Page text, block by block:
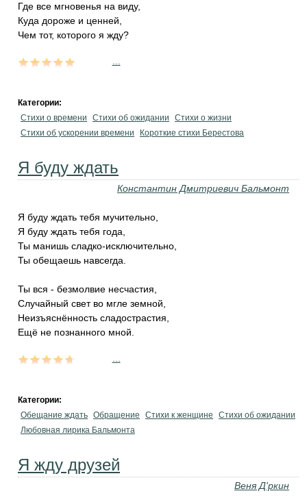
Где все мгновенья на виду,
Куда дороже и ценней,
Чем тот, которого я жду?
Категории:
Стихи о времени
Стихи об ожидании
Стихи о жизни
Стихи об ускорении времени
Короткие стихи Берестова
Я буду ждать
Константин Дмитриевич Бальмонт
Я буду ждать тебя мучительно,
Я буду ждать тебя года,
Ты манишь сладко-исключительно,
Ты обещаешь навсегда.
Ты вся - безмолвие несчастия,
Случайный свет во мгле земной,
Неизъяснённость сладострастия,
Ещё не познанного мной.
Категории:
Обещание ждать Обращение Стихи к женщине
Стихи об ожидании
Любовная лирика Бальмонта
Я жду друзей
Веня Д'ркин